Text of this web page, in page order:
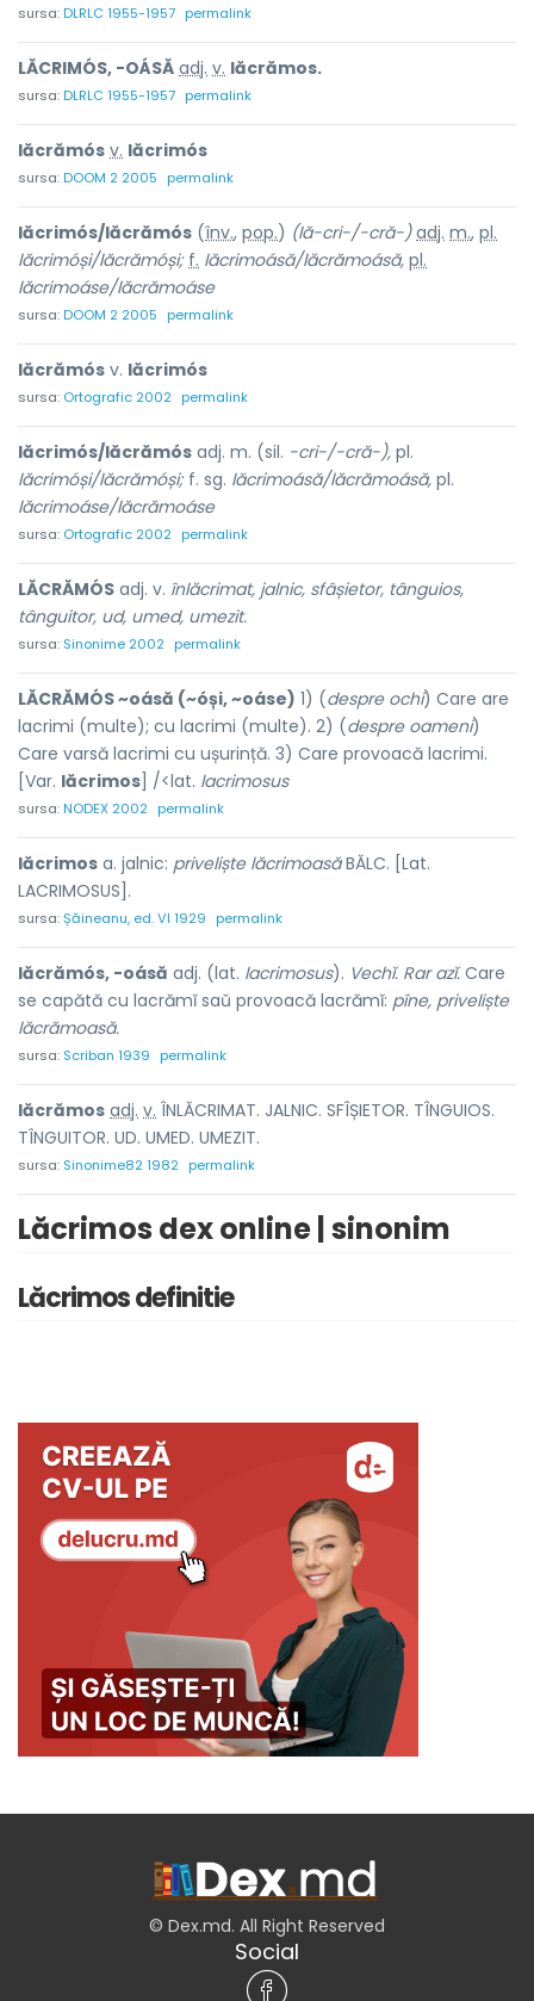
sursa:DLRLC 1955-1957 permalink
LĂCRIMÓS, -OÁSĂ adj. v. lăcrămos.
sursa:DLRLC 1955-1957 permalink
lăcrămós v. lăcrimós
sursa:DOOM 2 2005 permalink
lăcrimós/lăcrămós (înv., pop.) (lă-cri-/-cră-) adj. m., pl.
lăcrimóși/lăcrămóși; f. lăcrimoásă/lăcrămoásă, pl.
lăcrimoáse/lăcrămoáse
sursa:DOOM 2 2005 permalink
lăcrămós v. lăcrimós
sursa: Ortografic 2002 permalink
lăcrimós/lăcrămós adj. m. (sil. -cri-/-cră-), pl.
lăcrimóși/lăcrămóși;f. sg. lăcrimoásă/lăcrămoásă, pl.
lăcrimoáse/lăcrămoáse
sursa: Ortografic 2002 permalink
LĂCRĂMÓS adj. v. înlăcrimat, jalnic, sfâșietor, tânguios,
tânguitor, ud, umed, umezit.
sursa: Sinonime 2002 permalink
LĂCRĂMÓS ~oásă (~óși, ~oáse) 1) (despre ochi) Care are
lacrimi (multe); cu lacrimi (multe). 2) (despre oameni)
Care varsă lacrimi cu ușurință. 3) Care provoacă lacrimi.
[Var. lăcrimos ] /<lat. lacrimosus
sursa:NODEX 2002 permalink
lăcrimos a. jalnic: priveliște lăcrimoasăBĂLC. [Lat.
LACRIMOSUS].
sursa:Șăineanu, ed. VI 1929 permalink
lăcrămós, -oásă adj. (lat. lacrimosus). Vechĭ. Rar azĭ. Care
se capătă cu lacrămĭ saŭ provoacă lacrămĭ: pîne, priveliște
lăcrămoasă.
sursa: Scriban 1939 permalink
lăcrămos adj. v. ÎNLĂCRIMAT. JALNIC. SFÎȘIETOR. TÎNGUIOS.
TÎNGUITOR. UD. UMED. UMEZIT.
sursa: Sinonime82 1982 permalink
Lăcrimos dex online | sinonim
Lăcrimos definitie
© Dex.md. All Right Reserved
Social